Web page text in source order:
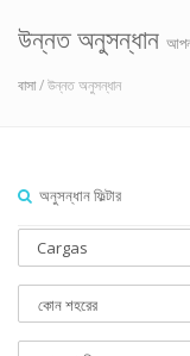
উন্নত অনুসন্ধান
বাসা/ উন্নত অনুসন্ধান
অনুসন্ধান ফিল্টার